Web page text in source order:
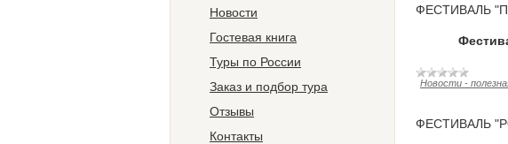
Новости
Гостевая книга
Туры по России
Заказ и подбор тура
Отзывы
Контакты
ФЕСТИВАЛЬ
Фестиваль
Новости -
ФЕСТИВАЛЬ